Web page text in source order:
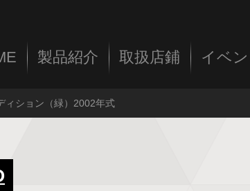
製品紹介 取扱店鋪 イベ
ィション（緑）2002年式